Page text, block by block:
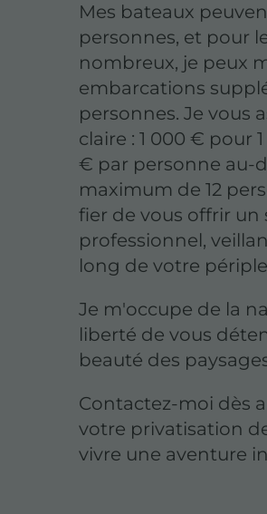
Mes bateaux
personnes, et pour
nombreux, je peux
embarcations
personnes. Je vous
claire : 1 000 € pour
€ par personne au-
maximum de 12
fier de vous offrir
professionnel,
long de votre
Je m'occupe de la
liberté de vous
beauté des
Contactez-moi dès
votre privatisation
vivre une aventure